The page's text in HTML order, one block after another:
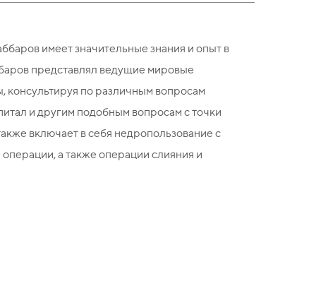
имеет значительные знания и опыт в
представлял ведущие мировые
по различным вопросам
и другим подобным вопросам с точки
включает в себя недропользование с
а также операции слияния и